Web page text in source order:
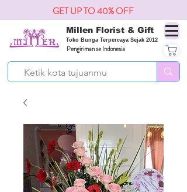
Millen Florist & Gift
Toko Bunga Terpercaya Sejak 2012
Pengiriman se Indonesia
GET UP TO 40% OFF